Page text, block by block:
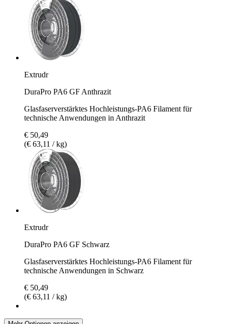
Extrudr
DuraPro PA6 GF Anthrazit
Glasfaserverstärktes Hochleistungs-PA6 Filament für
technische Anwendungen in Anthrazit
€ 50,49
(€ 63,11 / kg)
Extrudr
DuraPro PA6 GF Schwarz
Glasfaserverstärktes Hochleistungs-PA6 Filament für
technische Anwendungen in Schwarz
€ 50,49
(€ 63,11 / kg)